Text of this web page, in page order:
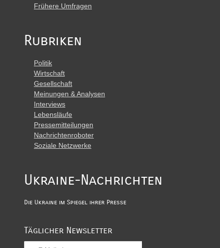
Frühere Umfragen
Rubriken
Politik
Wirtschaft
Gesellschaft
Meinungen & Analysen
Interviews
Lebensläufe
Pressemitteilungen
Nachrichtenroboter
Soziale Netzwerke
Ukraine-Nachrichten
Die Ukraine im Spiegel ihrer Presse
Täglicher Newsletter